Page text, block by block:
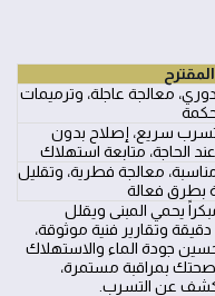
معالجة عاجلة، وترميمات
سريع، إصلاح بدون
الحاجة، متابعة استهلاك
معالجة فطرية، وتقليل
بطرق فعالة
يحمي المبنى ويقلل
وتقارير فنية موثوقة،
جودة الماء والاستهلاك
بمراقبة مستمرة،
عن التسرب.